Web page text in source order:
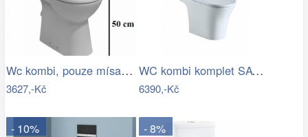
Wc kombi, pouze mísa Jika Deep zadní…
3627,-Kč
WC kombi komplet SAT Brevis včetně…
6390,-Kč
- 10% - 8%